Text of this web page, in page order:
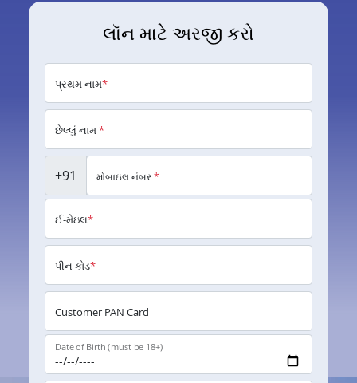
લૉન માટે અરજી કરો
પ્રથમ નામ*
છેલ્લું નામ*
+91 મોબાઇલ નંબર*
ઈ-મેઇલ*
પીન કોડ*
Customer PAN Card
Date of Birth (must be 18+)